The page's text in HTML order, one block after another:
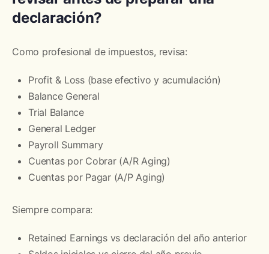
declaración?
Como profesional de impuestos, revisa:
Profit & Loss (base efectivo y acumulación)
Balance General
Trial Balance
General Ledger
Payroll Summary
Cuentas por Cobrar (A/R Aging)
Cuentas por Pagar (A/P Aging)
Siempre compara:
Retained Earnings vs declaración del año anterior